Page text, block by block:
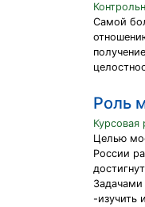
Самой
Роль
Курсовая
Целью
России
-изучить